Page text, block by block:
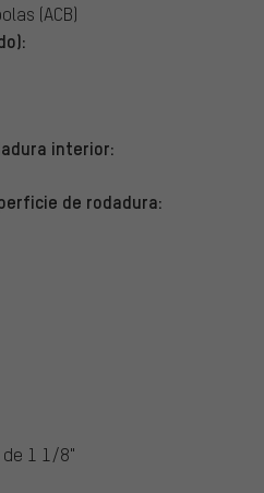
(ACB)
interior:
de rodadura:
1 1/8"